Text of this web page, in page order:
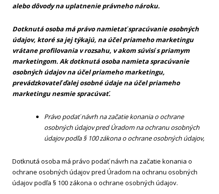
alebo dôvody na uplatnenie právneho nároku.
Dotknutá osoba má právo namietať spracúvanie osobných
údajov, ktoré sa jej týkajú, na účel priameho marketingu
vrátane profilovania v rozsahu, v akom súvisí s priamym
marketingom. Ak dotknutá osoba namieta spracúvanie
osobných údajov na účel priameho marketingu,
prevádzkovateľ ďalej osobné údaje na účel priameho
marketingu nesmie spracúvať.
Právo podať návrh na začatie konania o ochrane
osobných údajov pred Úradom na ochranu osobných
údajov podľa § 100 zákona o ochrane osobných údajov,
Dotknutá osoba má právo podať návrh na začatie konania o
ochrane osobných údajov pred Úradom na ochranu osobných
údajov podľa § 100 zákona o ochrane osobných údajov.